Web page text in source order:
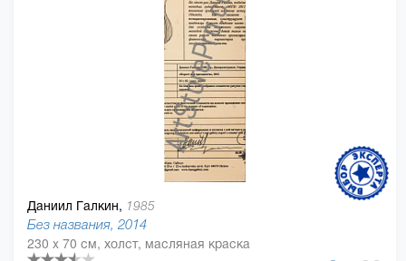
Даниил Галкин, 1985
Без названия, 2014
230 x 70 см, холст, масляная краска